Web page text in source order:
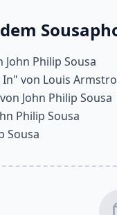
Philip Sousa
von Louis
John Philip Sousa
Philip Sousa
Sousa